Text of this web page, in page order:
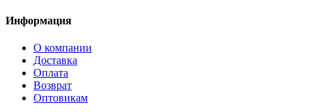
Информация
О компании
Доставка
Оплата
Возврат
Оптовикам